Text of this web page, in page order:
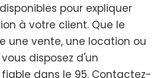
pour expliquer
à votre client. Que le
une vente, une location ou
disposez d'un
dans le 95. Contactez-